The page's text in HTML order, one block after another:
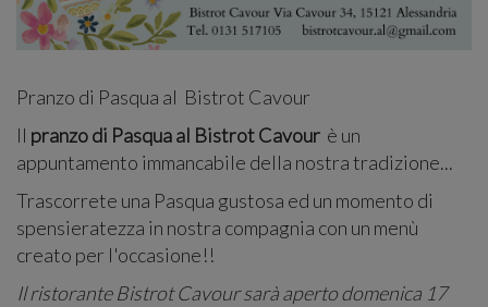
Pranzo di Pasqua al Bistrot Cavour
Il pranzo di Pasqua al Bistrot Cavour è un
appuntamento immancabile della nostra tradizione...
Trascorrete una Pasqua gustosa ed un momento di
spensieratezza in nostra compagnia con un menù
creato per l'occasione!!
Il ristorante Bistrot Cavour sarà aperto domenica 17